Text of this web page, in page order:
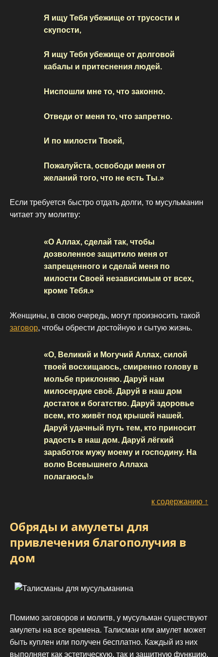
Я ищу Тебя убежище от трусости и
скупости,
Я ищу Тебя убежище от долговой
кабалы и притеснения людей.
Ниспошли мне то, что законно.
Отведи от меня то, что запретно.
И по милости Твоей,
Пожалуйста, освободи меня от
желаний того, что не есть Ты.»
Если требуется быстро отдать долги, то мусульманин
читает эту молитву:
«О Аллах, сделай так, чтобы
дозволенное защитило меня от
запрещенного и сделай меня по
милости Своей независимым от всех,
кроме Тебя.»
Женщины, в свою очередь, могут произносить такой
заговор, чтобы обрести достойную и сытую жизнь.
«О, Великий и Могучий Аллах, силой
твоей восхищаюсь, смиренно голову в
мольбе приклоняю. Даруй нам
милосердие своё. Даруй в наш дом
достаток и богатство. Даруй здоровье
всем, кто живёт под крышей нашей.
Даруй удачный путь тем, кто приносит
радость в наш дом. Даруй лёгкий
заработок мужу моему и господину. На
волю Всевышнего Аллаха
полагаюсь!»
к содержанию ↑
Обряды и амулеты для
привлечения благополучия в
дом
Помимо заговоров и молитв, у мусульман существуют
амулеты на все времена. Талисман или амулет может
быть куплен или получен бесплатно. Каждый из них
выполняет как эстетическую, так и защитную функцию.